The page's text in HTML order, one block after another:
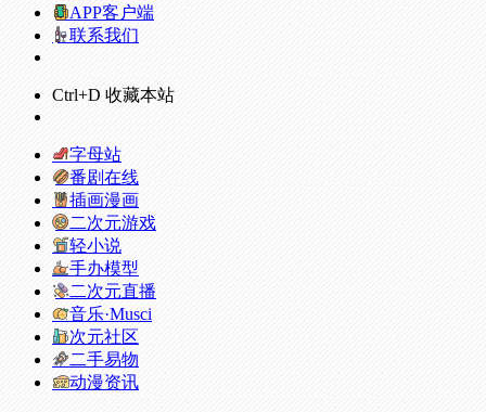
APP客户端
联系我们
Ctrl+D 收藏本站
字母站
番剧在线
插画漫画
二次元游戏
轻小说
手办模型
二次元直播
音乐·Musci
次元社区
二手易物
动漫资讯